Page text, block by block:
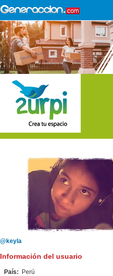
@keyla
Información del usuario
País: Perú